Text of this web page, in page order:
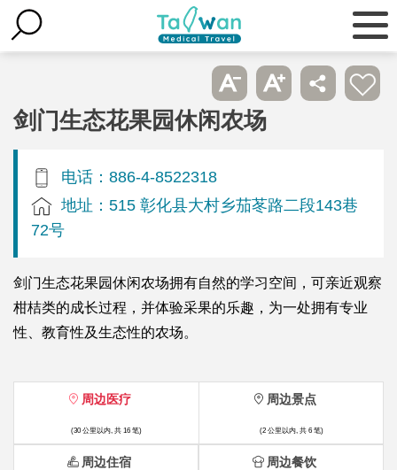
剑门生态花果园休闲农场
电话：886-4-8522318
地址：515 彰化县大村乡茄苳路二段143巷
72号
剑门生态花果园休闲农场拥有自然的学习空间，可亲近观察
柑桔类的成长过程，并体验采果的乐趣，为一处拥有专业
性、教育性及生态性的农场。
周边医疗
(30 公里以内, 共 16 笔)
周边景点
(2 公里以内, 共 6 笔)
周边住宿 周边餐饮